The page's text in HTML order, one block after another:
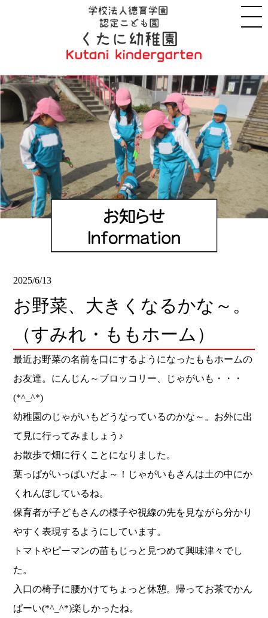
2025/6/13
お野菜、大きくなるかな～。
（すみれ・ももホーム）
最近お野菜の名前を口にするようになったももホームの
お友達。にんじん～ブロッコリー、じゃがいも・・・
(*^_^*)
幼稚園のじゃがいもどうなっているのかな～。お外に出
て見に行ってみましょう♪
お散歩で畑に行くことになりました。
葉っぱがいっぱいだよ～！じゃがいもさんは土の中にか
くれんぼしているね。
保育者が子どもさんの様子や視線の先を見ながら分かり
やすく表現するようにしています。
トマトやピーマンの苗もじっと見つめて興味津々でし
た。
入口の椅子に腰かけてちょっと休憩。帰ってお茶でかん
ぱーい(*^_^*)楽しかったね。